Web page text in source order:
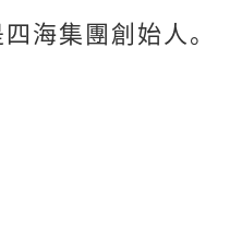
海集團創始人。